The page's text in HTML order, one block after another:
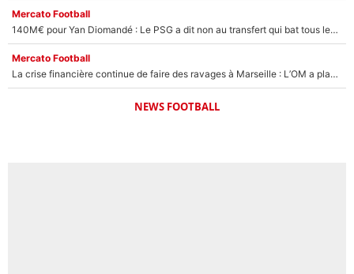
Mercato Football
140M€ pour Yan Diomandé : Le PSG a dit non au transfert qui bat tous les records sur le mercato
Mercato Football
La crise financière continue de faire des ravages à Marseille : L’OM a placé 12 joueurs sur le marché des transferts… et ça pourrait lui rapporter près de 100M€ !
NEWS FOOTBALL